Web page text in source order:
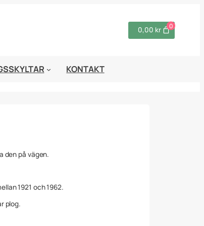
0
0,00 kr
KONTAKT
den på vägen.
1921 och 1962.
plog.